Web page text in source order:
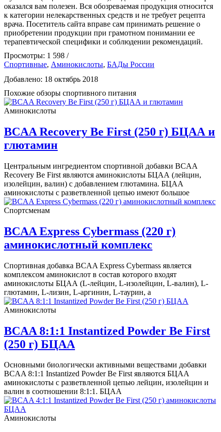
оказался вам полезен. Вся обозреваемая продукция относится
к категории нелекарственных средств и не требует рецепта
врача. Посетитель сайта вправе сам принимать решение о
приобретении продукции при грамотном понимании ее
терапевтической специфики и соблюдении рекомендаций.
Просмотры: 1 598 /
Спортивные, Аминокислоты, БАДы России
Добавлено: 18 октябрь 2018
Похожие обзоры спортивного питания
Аминокислоты
BCAA Recovery Be First (250 г) БЦАА и
глютамин
Центральным ингредиентом спортивной добавки BCAA
Recovery Be First являются аминокислоты БЦАА (лейцин,
изолейцин, валин) с добавлением глютамина. БЦАА
аминокислоты с разветвленной цепью имеют большое
Спортсменам
BCAA Express Cybermass (220 г)
аминокислотный комплекс
Спортивная добавка BCAA Express Cybermass является
комплексом аминокислот в состав которого входят
аминокислоты БЦАА (L-лейцин, L-изолейцин, L-валин), L-
глютамин, L-лизин, L-аргинин, L-таурин, а
Аминокислоты
BCAA 8:1:1 Instantized Powder Be First
(250 г) БЦАА
Основными биологически активными веществами добавки
BCAA 8:1:1 Instantized Powder Be First являются БЦАА
аминокислоты с разветвленной цепью лейцин, изолейцин и
валин в соотношении 8:1:1. БЦАА
Аминокислоты